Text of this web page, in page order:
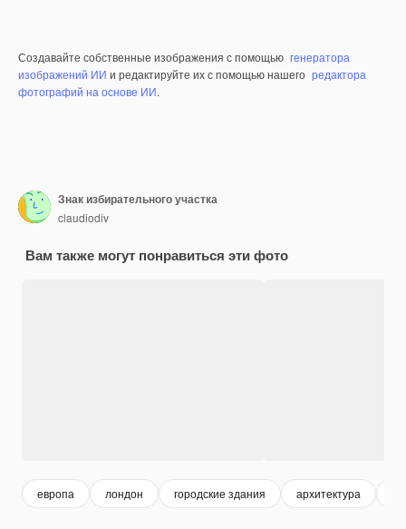
Создавайте собственные изображения с помощью генератора
изображений ИИ и редактируйте их с помощью нашего редактора
фотографий на основе ИИ.
Знак избирательного участка
claudiodiv
Вам также могут понравиться эти фото
европа лондон городские здания архитектура